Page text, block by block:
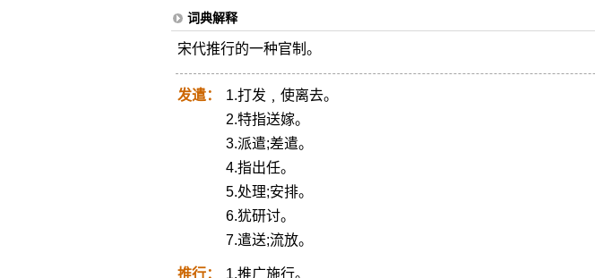
词典解释
宋代推行的一种官制。
发遣：
1.打发﹐使离去。
2.特指送嫁。
3.派遣;差遣。
4.指出任。
5.处理;安排。
6.犹研讨。
7.遣送;流放。
推行：
1.推广施行。